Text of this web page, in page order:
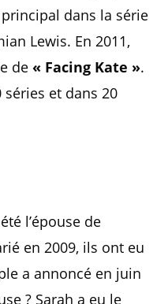
dans la série
Lewis. En 2011,
de « Facing Kate ».
et dans 20
l’épouse de
en 2009, ils ont eu
a annoncé en juin
? Sarah a eu le